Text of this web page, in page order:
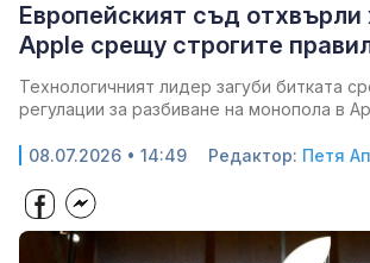
Европейският съд
Apple срещу строгите
Технологичният лидер загуби битката
регулации за разбиване на монопола в
08.07.2026 • 14:49 Редактор: Петя